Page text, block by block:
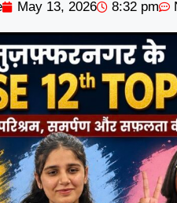
May 13, 2026 8:32 pm